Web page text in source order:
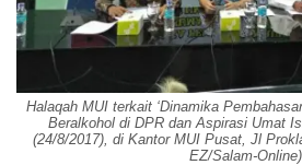
Halaqah MUI terkait ‘Dinamika
Beralkohol di DPR dan Aspirasi Umat
(24/8/2017), di Kantor MUI Pusat, Jl
EZ/Salam-Online)